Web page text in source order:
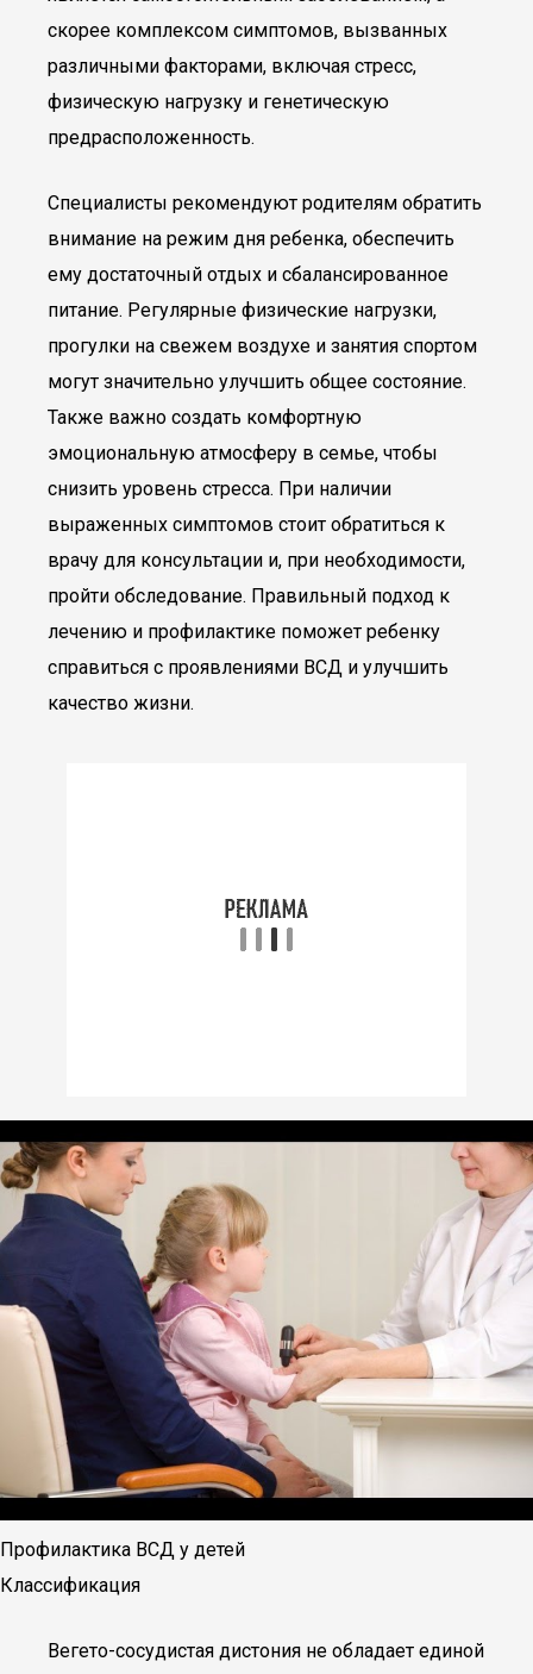
скорее комплексом симптомов, вызванных
различными факторами, включая стресс,
физическую нагрузку и генетическую
предрасположенность.
Специалисты рекомендуют родителям обратить
внимание на режим дня ребенка, обеспечить
ему достаточный отдых и сбалансированное
питание. Регулярные физические нагрузки,
прогулки на свежем воздухе и занятия спортом
могут значительно улучшить общее состояние.
Также важно создать комфортную
эмоциональную атмосферу в семье, чтобы
снизить уровень стресса. При наличии
выраженных симптомов стоит обратиться к
врачу для консультации и, при необходимости,
пройти обследование. Правильный подход к
лечению и профилактике поможет ребенку
справиться с проявлениями ВСД и улучшить
качество жизни.
Профилактика ВСД у детей
Классификация
Вегето-сосудистая дистония не обладает единой